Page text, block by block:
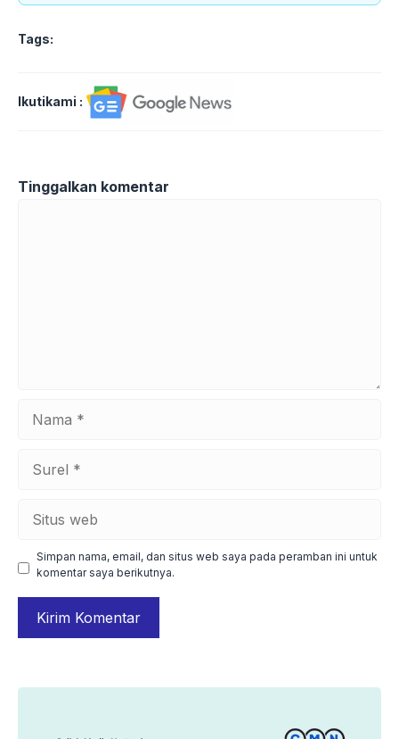
Tags:
Ikutikami :
Tinggalkan komentar
Simpan nama, email, dan situs web saya pada peramban ini untuk
komentar saya berikutnya.